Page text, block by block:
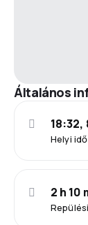
Általános
Helyi
18:32,
2 h 10